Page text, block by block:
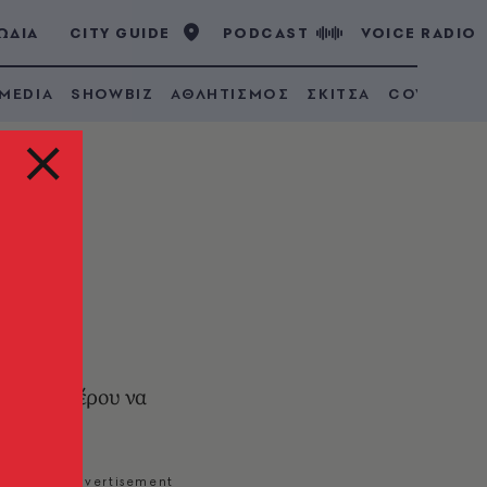
CITY GUIDE PODCAST VOICE RADIO
SHOWBIZ ΑΘΛΗΤΙΣΜΟΣ ΣΚΙΤΣΑ COVID 19
Καραμέρου να